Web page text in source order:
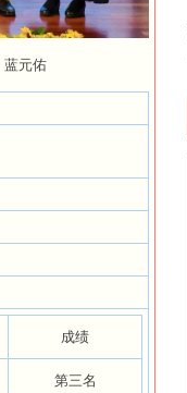
蓝元佑
成绩
第三名